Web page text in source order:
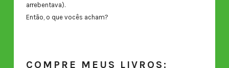
arrebentava).
Então, o que vocês acham?
COMPRE MEUS LIVROS: